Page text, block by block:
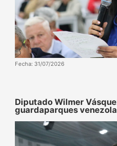
Fecha: 31/07/2026
Diputado Wilmer
guardaparques